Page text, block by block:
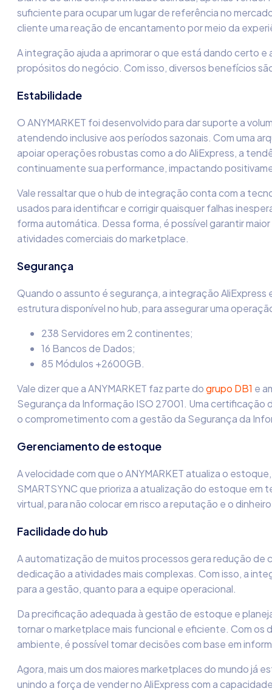
suficiente para ocupar um lugar de referência no
cliente uma reação de encantamento por meio da
A integração ajuda a aprimorar o que está dando certo e
propósitos do negócio. Com isso, diversos benefícios
Estabilidade
O ANYMARKET foi desenvolvido para dar suporte a
atendendo inclusive aos períodos sazonais. Com uma
apoiar operações robustas como a do AliExpress, a
continuamente sua performance, impactando
Vale ressaltar que o hub de integração conta com a
usados para identificar e corrigir quaisquer falhas
forma automática. Dessa forma, é possível garantir
atividades comerciais do marketplace.
Segurança
Quando o assunto é segurança, a integração AliExpress
estrutura disponível no hub, para assegurar uma
238 Servidores em 2 continentes;
16 Bancos de Dados;
85 Módulos +2600GB.
Vale dizer que a ANYMARKET faz parte dogrupo DB1 e
Segurança da Informação ISO 27001. Uma
o comprometimento com a gestão da Segurança da
Gerenciamento de estoque
A velocidade com que o ANYMARKET atualiza o
SMARTSYNC que prioriza a atualização do estoque em
virtual, para não colocar em risco a reputação e o
Facilidade do hub
A automatização de muitos processos gera redução de
dedicação a atividades mais complexas. Com isso, a
para a gestão, quanto para a equipe operacional.
Da precificação adequada à gestão de estoque e
tornar o marketplace mais funcional e eficiente. Com os
ambiente, é possível tomar decisões com base em
Agora, mais um dos maiores marketplaces do mundo já
unindo a força de vender no AliExpress com a